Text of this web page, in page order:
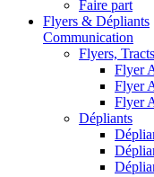
Faire part
Flyers & Dépliants
Communication
Flyers,
Flyer
Flyer
Flyer
Dépliants